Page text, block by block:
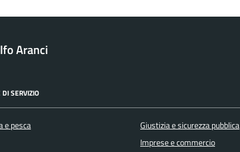
Aranci
DI SERVIZIO
e pesca
Giustizia e sicurezza pubblica
Imprese e commercio